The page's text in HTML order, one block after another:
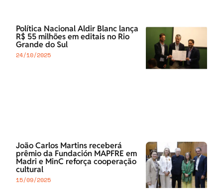
Política Nacional Aldir Blanc lança
R$ 55 milhões em editais no Rio
Grande do Sul
24/10/2025
João Carlos Martins receberá
prêmio da Fundación MAPFRE em
Madri e MinC reforça cooperação
cultural
15/09/2025